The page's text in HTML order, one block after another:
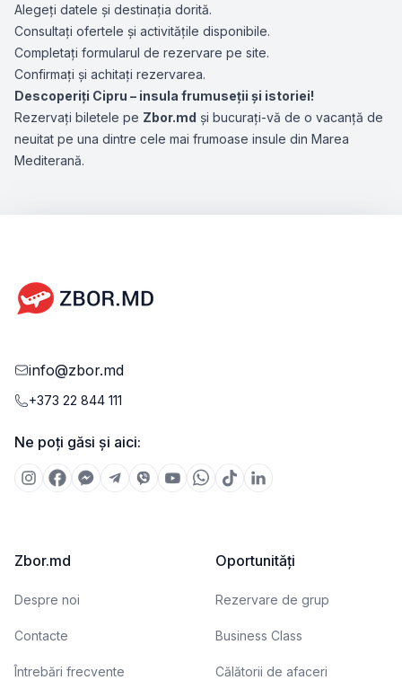
Alegeți datele și destinația dorită.
Consultați ofertele și activitățile disponibile.
Completați formularul de rezervare pe site.
Confirmați și achitați rezervarea.
Descoperiți Cipru – insula frumuseții și istoriei!
Rezervați biletele pe Zbor.md și bucurați-vă de o vacanță de
neuitat pe una dintre cele mai frumoase insule din Marea
Mediterană.
info@zbor.md
+373 22 844 111
Ne poți găsi și aici:
Zbor.md
Despre noi
Contacte
Întrebări frecvente
Oportunități
Rezervare de grup
Business Class
Călătorii de afaceri